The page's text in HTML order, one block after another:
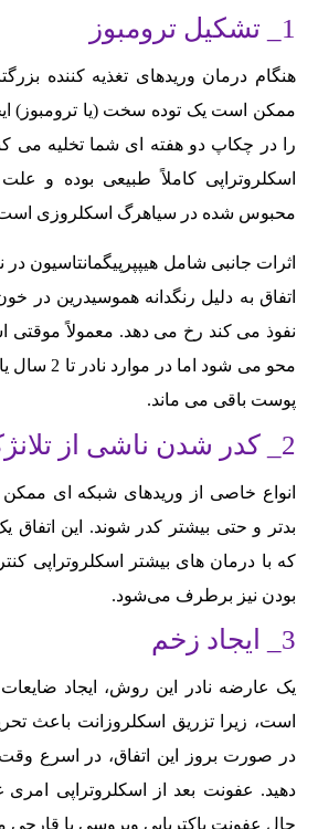
1_ تشکیل ترومبوز
هنگام درمان وریدهای تغذیه کننده
ممکن است یک توده سخت (یا ترومبوز)
را در چکاپ دو هفته ای شما تخلیه می
اسکلروتراپی کاملاً طبیعی بوده و
محبوس شده در سیاهرگ اسکلروزی
اثرات جانبی شامل هیپپرپیگمانتاسیون
اتفاق به دلیل رنگدانه هموسیدرین در
محو می شود
پوست باقی می ماند.
2_ کدر شدن ناشی از تلانژکتازی
انواع خاصی از وریدهای شبکه ای
بدتر و حتی بیشتر کدر شوند. این
که با درمان های بیشتر اسکلروتراپی
بودن نیز برطرف می‌شود.
3_ ایجاد زخم
یک عارضه نادر این روش، ایجاد
است، زیرا تزریق اسکلروزانت باعث
در صورت بروز این اتفاق، در اسرع
دهید. عفونت بعد از اسکلروتراپی امری
حال عفونت باکتریایی ویروسی یا